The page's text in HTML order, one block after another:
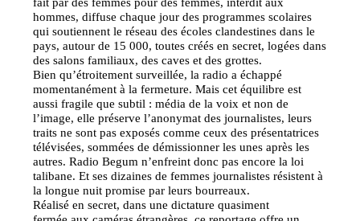
hommes, diffuse chaque jour des programmes scolaires
qui soutiennent le réseau des écoles clandestines dans le
pays, autour de 15 000, toutes créés en secret, logées dans
des salons familiaux, des caves et des grottes.
Bien qu’étroitement surveillée, la radio a échappé
momentanément à la fermeture. Mais cet équilibre est
aussi fragile que subtil : média de la voix et non de
l’image, elle préserve l’anonymat des journalistes, leurs
traits ne sont pas exposés comme ceux des présentatrices
télévisées, sommées de démissionner les unes après les
autres. Radio Begum n’enfreint donc pas encore la loi
talibane. Et ses dizaines de femmes journalistes résistent à
la longue nuit promise par leurs bourreaux.
Réalisé en secret, dans une dictature quasiment